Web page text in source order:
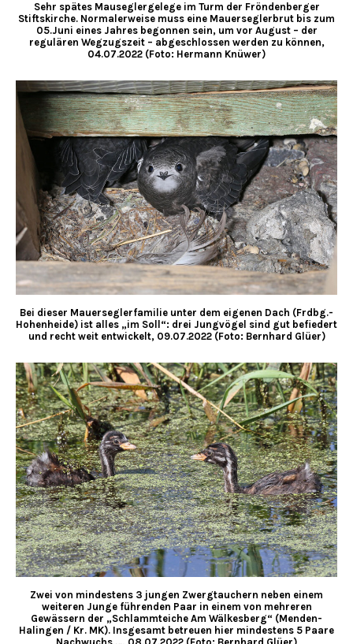
Sehr spätes Mauseglergelege im Turm der Fröndenberger
Stiftskirche. Normalerweise muss eine Mauerseglerbrut bis zum
05.Juni eines Jahres begonnen sein, um vor August – der
regulären Wegzugszeit – abgeschlossen werden zu können,
04.07.2022 (Foto: Hermann Knüwer)
Bei dieser Mauerseglerfamilie unter dem eigenen Dach (Frdbg.-
Hohenheide) ist alles „im Soll“: drei Jungvögel sind gut befiedert
und recht weit entwickelt, 09.07.2022 (Foto: Bernhard Glüer)
Zwei von mindestens 3 jungen Zwergtauchern neben einem
weiteren Junge führenden Paar in einem von mehreren
Gewässern der „Schlammteiche Am Wälkesberg“ (Menden-
Halingen / Kr. MK). Insgesamt betreuen hier mindestens 5 Paare